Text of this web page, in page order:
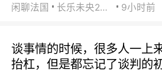
闲聊法国 长乐未央2015 9小时前
谈事情的时候，很多人一上
抬杠，但是都忘记了谈判的